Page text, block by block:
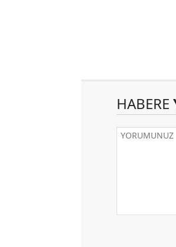
HABERE